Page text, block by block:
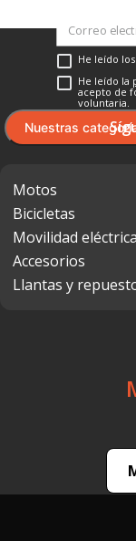
He leído los
He leído la
acepto de
voluntaria.
Nuestras
Motos
Bicicletas
Movilidad eléctrica
Accesorios
Llantas y